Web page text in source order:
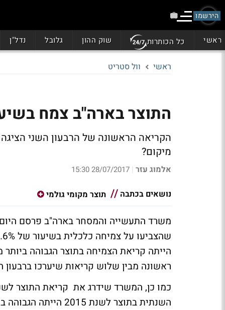
הירשמו
ראשי כל הכותרות שוק ההון גלובל נדל"ן
ראשי וול סטריט
התוצר בארה"ב צמח בשיעור של 2.6%
הקריאה הראשונה של הרבעון השני
מיקום?
אלמוג עזר |
28/07/2017 15:30
נושאים בכתבה
תוצר מקומי גולמי
משרד התעשייה והמסחר בארה"ב פרסם
ראשונה מבין שלוש קריאות שיערכו ברבעון